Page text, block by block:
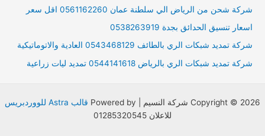
شركة شحن من الرياض الي سلطنة عمان 0561162260 اقل سعر
اسعار تنسيق الحدائق بجدة 0538263919
شركة تمديد شبكات الري بالطائف 0543468129 العادية والاتوماتيكية
شركة تمديد شبكات الري بالرياض 0544141618 تمديد ليات زراعية
Copyright © 2026 شركة النسيم | Powered by
قالب Astra للووردبريس
للاعلان 01285320545